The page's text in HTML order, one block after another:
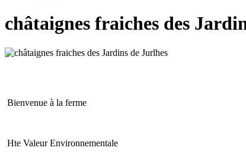
châtaignes fraiches des
Bienvenue à la ferme
Hte Valeur Environnementale